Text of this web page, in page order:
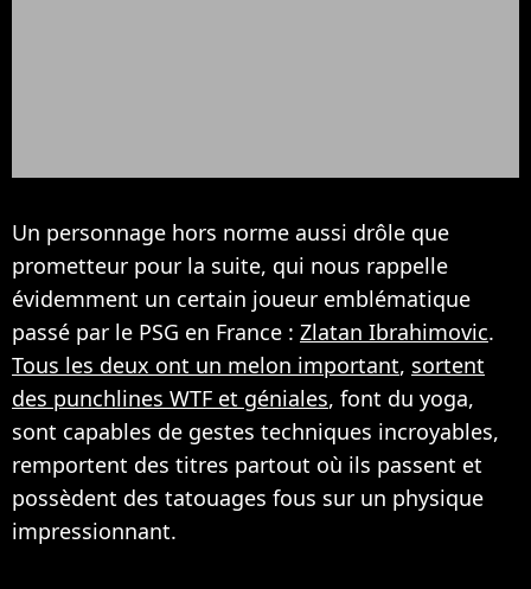
Un personnage hors norme aussi drôle que
prometteur pour la suite, qui nous rappelle
évidemment un certain joueur emblématique
passé par le PSG en France : Zlatan Ibrahimovic.
Tous les deux ont un melon important, sortent
des punchlines WTF et géniales, font du yoga,
sont capables de gestes techniques incroyables,
remportent des titres partout où ils passent et
possèdent des tatouages fous sur un physique
impressionnant.